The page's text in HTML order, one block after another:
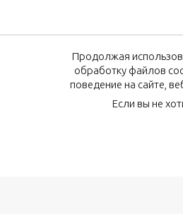
Продолжая
обработку файлов
поведение на сайте,
Если вы не